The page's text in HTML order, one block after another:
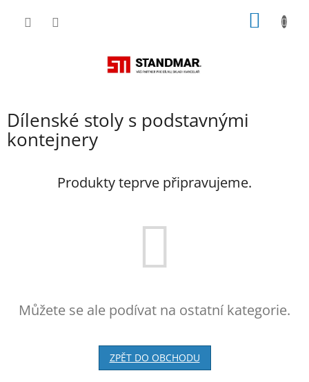
Dílenské stoly s podstavnými
kontejnery
Produkty teprve připravujeme.
Můžete se ale podívat na ostatní kategorie.
ZPĚT DO OBCHODU